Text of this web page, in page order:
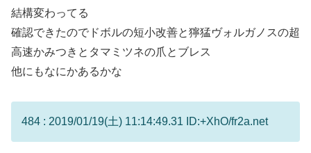
結構変わってる
確認できたのでドボルの短小改善と獰猛ヴォルガノスの超
高速かみつきとタマミツネの爪とブレス
他にもなにかあるかな
484 : 2019/01/19(土) 11:14:49.31 ID:+XhO/fr2a.net